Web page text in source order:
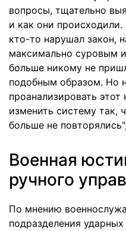
вопросы, тщательно
и как они происходили.
кто-то нарушал закон,
максимально суровым
больше никому не
подобным образом. Но
проанализировать
изменить систему так,
больше не
Военная
ручного
По мнению
подразделения